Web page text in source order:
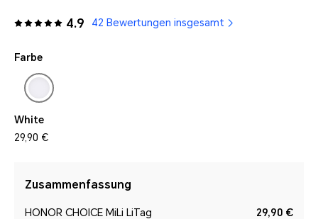
4.9 42 Bewertungen insgesamt
Farbe
White
29,90 €
Zusammenfassung
HONOR CHOICE MiLi LiTag 29,90 €